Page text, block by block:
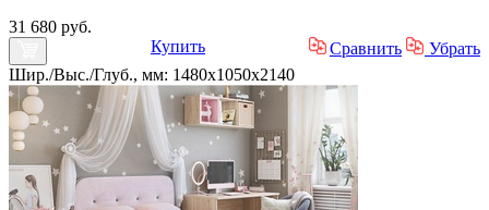
31 680 руб.
Купить
Сравнить
Убрать
Шир./Выс./Глуб., мм: 1480x1050x2140